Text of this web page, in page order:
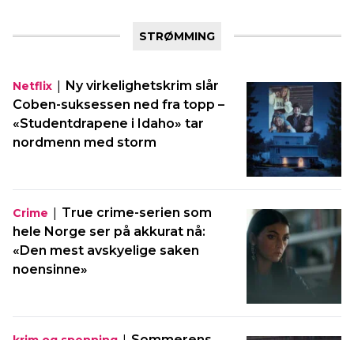
STRØMMING
Netflix | Ny virkelighetskrim slår
Coben-suksessen ned fra topp –
«Studentdrapene i Idaho» tar
nordmenn med storm
Crime | True crime-serien som
hele Norge ser på akkurat nå:
«Den mest avskyelige saken
noensinne»